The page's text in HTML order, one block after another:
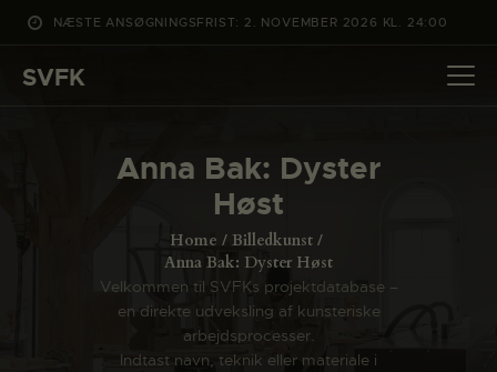
NÆSTE ANSØGNINGSFRIST: 2. NOVEMBER 2026 KL. 24:00
SVFK
Anna Bak: Dyster
Høst
Home
Billedkunst
Anna Bak: Dyster Høst
Velkommen til SVFKs projektdatabase –
en direkte udveksling af kunsteriske
arbejdsprocesser.
Indtast navn, teknik eller materiale i
DET SKER
PROJEKTER
ANSØG
OM SVFK
ENGLISH